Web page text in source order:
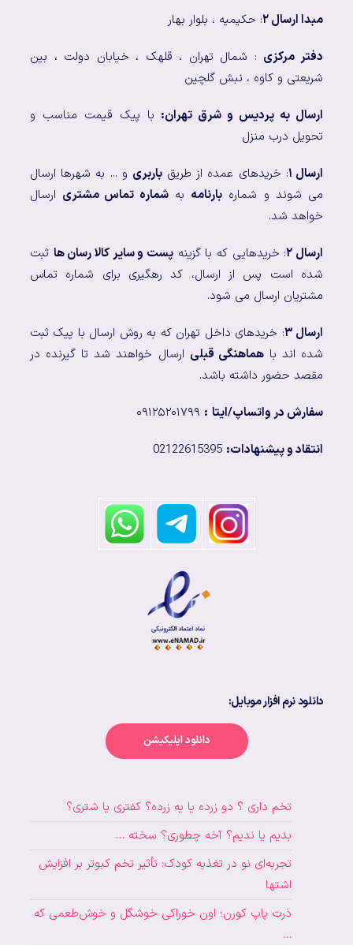
مبدا ارسال ۲ : حکیمیه ، بلوار بهار
دفتر مرکزی : شمال تهران ، قلهک ، خیابان دولت ، بین
شریعتی و کاوه ، نبش گلچین
ارسال به پردیس و شرق تهران: با پیک قیمت مناسب و
تحویل درب منزل
ارسال ۱ : خریدهای عمده از طریقباربری و ... به شهرها ارسال
می شوند و شماره بارنامه بهشماره تماس مشتری ارسال
خواهد شد.
ارسال ۲ : خریدهایی که با گزینه پست و سایر کالا رسان ها ثبت
شده است پس از ارسال، کد رهگیری برای شماره تماس
مشتریان ارسال می شود.
ارسال ۳
: خریدهای داخل تهران که به روش ارسال با پیک ثبت
شده اند باهماهنگی قبلی ارسال خواهند شد تا گیرنده در
مقصد حضور داشته باشد.
سفارش در واتساپ/ایتا :
انتقاد و پیشنهادات:
دانلود نرم افزار موبایل:
دانلود اپلیکیشن
تخم داری ؟ دو زرده یا یه زرده؟ کفتری یا شتری؟
بدیم یا ندیم؟ آخه چطوری؟ سخته …
تجربه‌ای نو در تغذیه کودک: تأثیر تخم کبوتر بر افزایش
اشتها
ذرت پاپ کورن؛ اون خوراکی خوشگل و خوش‌طعمی که
…